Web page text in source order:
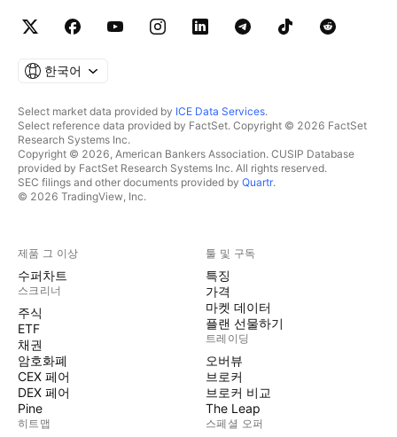
한국어
Select market data provided by ICE Data Services.
Select reference data provided by FactSet. Copyright © 2026 FactSet
Research Systems Inc.
Copyright © 2026, American Bankers Association. CUSIP Database
provided by FactSet Research Systems Inc. All rights reserved.
SEC filings and other documents provided by Quartr.
© 2026 TradingView, Inc.
제품 그 이상
수퍼차트
스크리너
주식
ETF
채권
암호화폐
CEX 페어
DEX 페어
Pine
히트맵
툴 및 구독
특징
가격
마켓 데이터
플랜 선물하기
트레이딩
오버뷰
브로커
브로커 비교
The Leap
스페셜 오퍼